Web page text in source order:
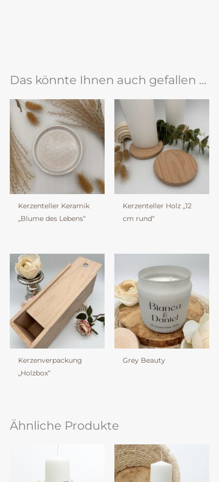
Das könnte Ihnen auch gefallen …
Kerzenteller Keramik
„Blume des Lebens“
Kerzenteller Holz „12
cm rund“
Kerzenverpackung
„Holzbox“
Grey Beauty
Ähnliche Produkte